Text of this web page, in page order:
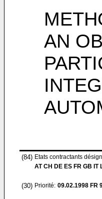
AN
(84) Etats contractants
AT CH DE ES FR GB IT
(30) Priorité: 09.02.1998 FR